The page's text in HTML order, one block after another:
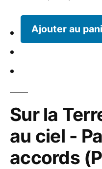
Ajouter au
Sur la
au ciel -
accords